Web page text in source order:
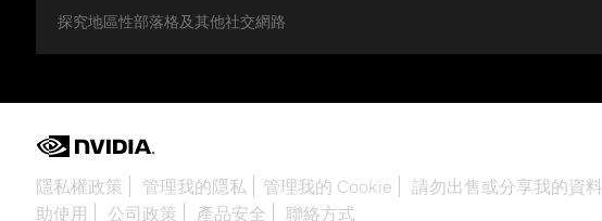
探究地區性部落格及其他社交網路
隱私權政策 管理我的隱私 管理我的 Cookie 請勿出售或分享我的資料
助使用
公司政策 產品安全 聯絡方式